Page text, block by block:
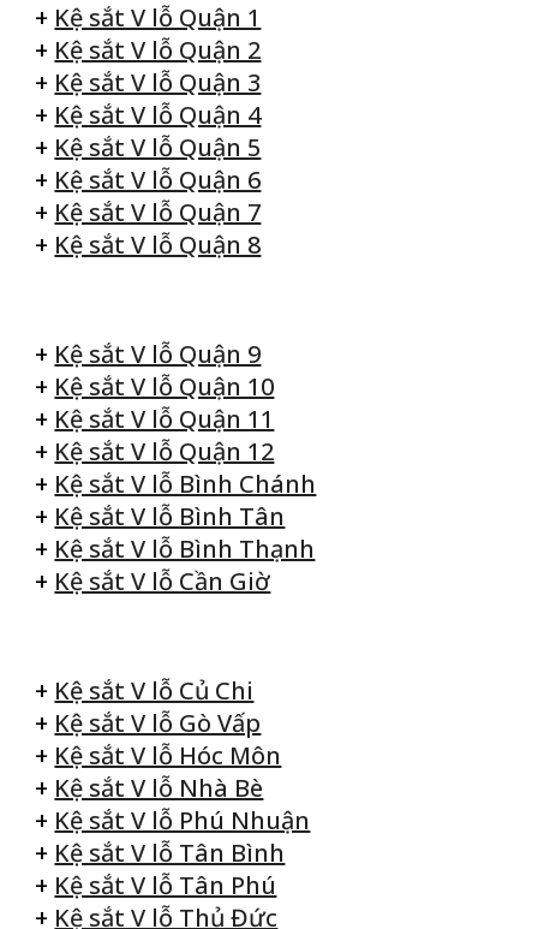
+ Kệ sắt V lỗ Quận 1
+ Kệ sắt V lỗ Quận 2
+ Kệ sắt V lỗ Quận 3
+ Kệ sắt V lỗ Quận 4
+ Kệ sắt V lỗ Quận 5
+ Kệ sắt V lỗ Quận 6
+ Kệ sắt V lỗ Quận 7
+ Kệ sắt V lỗ Quận 8
+ Kệ sắt V lỗ Quận 9
+ Kệ sắt V lỗ Quận 10
+ Kệ sắt V lỗ Quận 11
+ Kệ sắt V lỗ Quận 12
+ Kệ sắt V lỗ Bình Chánh
+ Kệ sắt V lỗ Bình Tân
+ Kệ sắt V lỗ Bình Thạnh
+ Kệ sắt V lỗ Cần Giờ
+ Kệ sắt V lỗ Củ Chi
+ Kệ sắt V lỗ Gò Vấp
+ Kệ sắt V lỗ Hóc Môn
+ Kệ sắt V lỗ Nhà Bè
+ Kệ sắt V lỗ Phú Nhuận
+ Kệ sắt V lỗ Tân Bình
+ Kệ sắt V lỗ Tân Phú
+ Kệ sắt V lỗ Thủ Đức